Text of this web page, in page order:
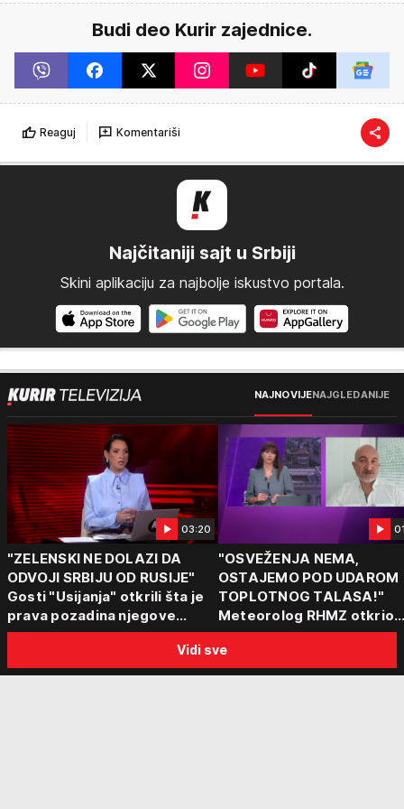
Budi deo Kurir zajednice.
Reaguj Komentariši
Najčitaniji sajt u Srbiji
Skini aplikaciju za najbolje iskustvo portala.
NAJNOVIJENAJGLEDANIJE
03:20
"ZELENSKI NE DOLAZI DA
ODVOJI SRBIJU OD RUSIJE"
Gosti "Usijanja" otkrili šta je
prava pozadina njegove
posete Beogradu
"OSVEŽENJA NEMA,
OSTAJEMO POD UDAROM
TOPLOTNOG TALASA!"
Meteorolog RHMZ otkrio
kakvo vreme nas čeka do
kraja avgusta
Vidi sve